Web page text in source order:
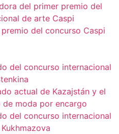
del primer premio del
de arte Caspi
del concurso Caspi
del concurso internacional
actual de Kazajstán y el
moda por encargo
del concurso internacional